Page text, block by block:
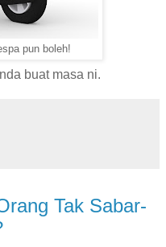
pun boleh!
buat masa ni.
Tak Sabar-